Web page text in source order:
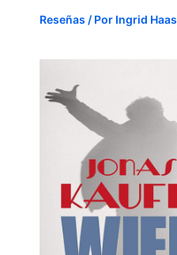
Reseñas / Por Ingrid Haas